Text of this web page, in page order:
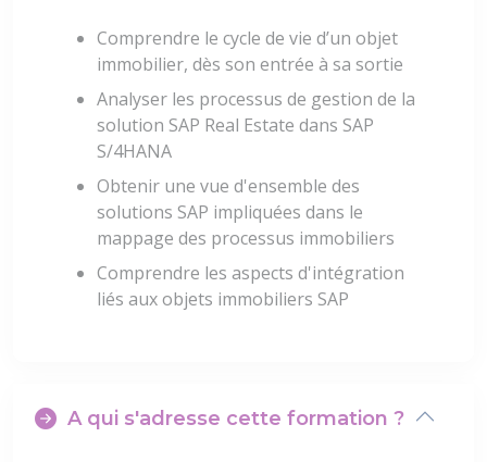
Comprendre le cycle de vie d’un objet
immobilier, dès son entrée à sa sortie
Analyser les processus de gestion de la
solution SAP Real Estate dans SAP
S/4HANA
Obtenir une vue d'ensemble des
solutions SAP impliquées dans le
mappage des processus immobiliers
Comprendre les aspects d'intégration
liés aux objets immobiliers SAP
A qui s'adresse cette formation ?